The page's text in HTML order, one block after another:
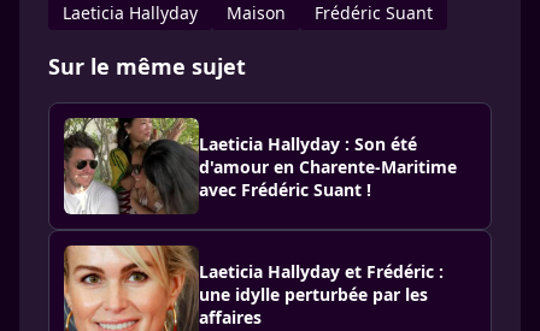
Laeticia Hallyday
Maison Frédéric Suant
Sur le même sujet
Laeticia Hallyday : Son été
d'amour en Charente-Maritime
avec Frédéric Suant !
Laeticia Hallyday et Frédéric :
une idylle perturbée par les
affaires